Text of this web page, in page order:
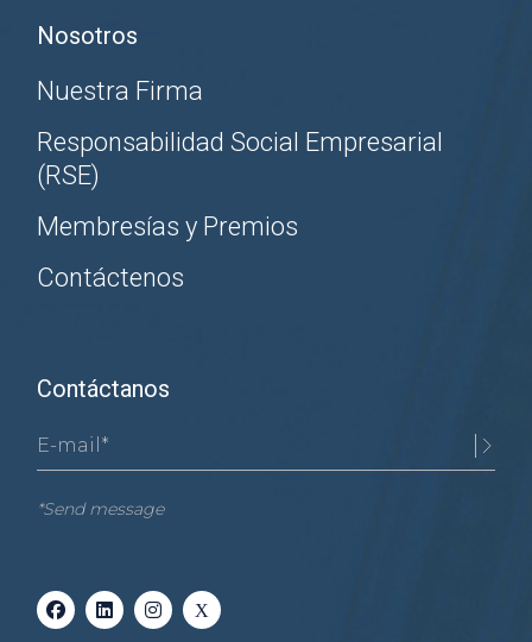
Nosotros
Nuestra Firma
Responsabilidad Social Empresarial
(RSE)
Membresías y Premios
Contáctenos
Contáctanos
*Send message